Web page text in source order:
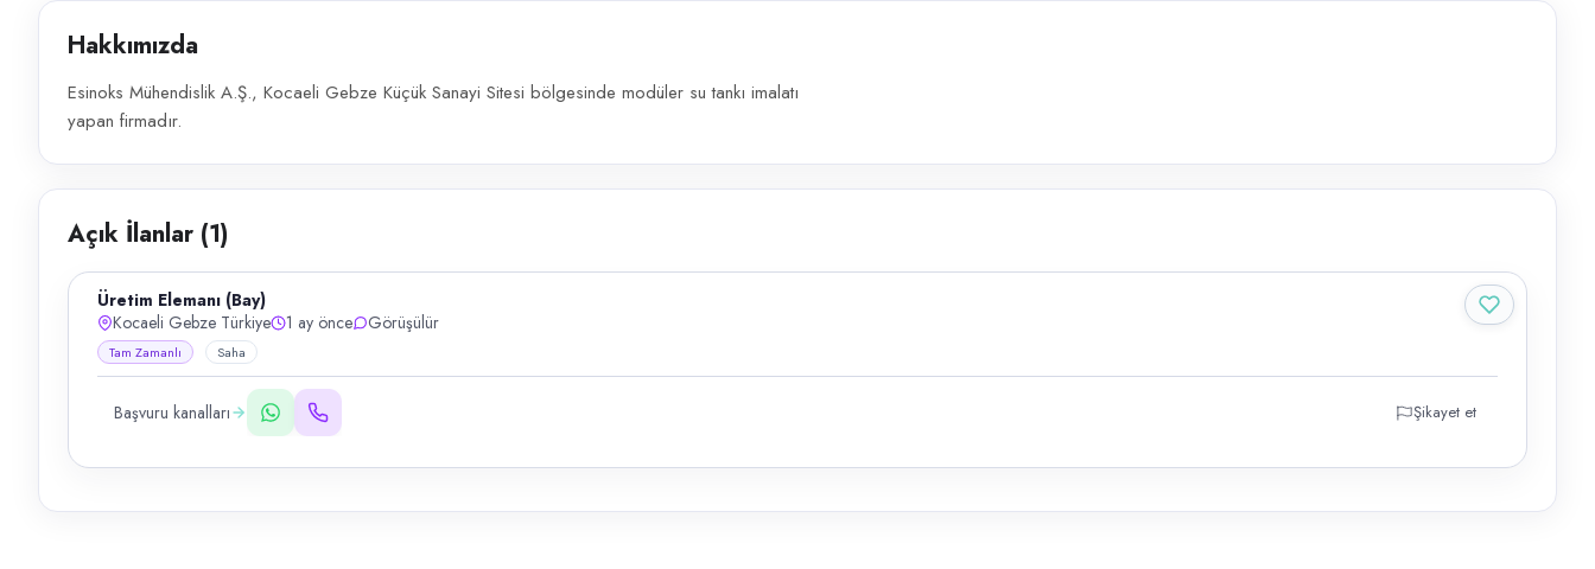
Hakkımızda
Esinoks Mühendislik A.Ş., Kocaeli Gebze Küçük Sanayi Sitesi bölgesinde modüler su tankı imalatı
yapan firmadır.
Açık İlanlar (1)
Üretim Elemanı (Bay)
Kocaeli Gebze Türkiye
1 ay önce Görüşülür
Tam Zamanlı Saha
Başvuru kanalları Şikayet et